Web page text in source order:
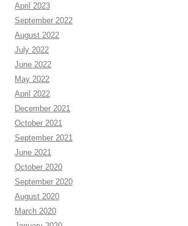
April 2023
September 2022
August 2022
July 2022
June 2022
May 2022
April 2022
December 2021
October 2021
September 2021
June 2021
October 2020
September 2020
August 2020
March 2020